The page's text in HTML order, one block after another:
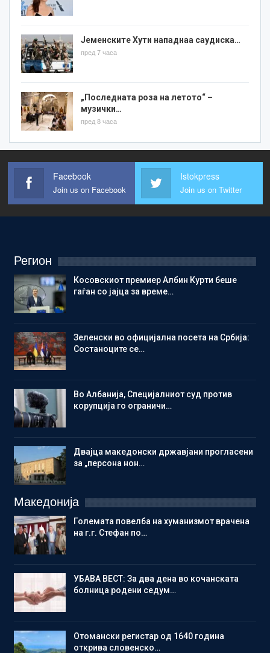
Јеменските Хути нападнаа саудиска…
пред 7 часа
„Последната роза на летото“ –
музички…
пред 8 часа
Facebook
Join us on Facebook
Istokpress
Join us on Twitter
Регион
Косовскиот премиер Албин Курти беше
гаѓан со јајца за време…
Зеленски во официјална посета на Србија:
Состаноците се…
Во Албанија, Специјалниот суд против
корупција го ограничи…
Двајца македонски државјани прогласени
за „персона нон…
Македонија
Големата повелба на хуманизмот врачена
на г.г. Стефан по…
УБАВА ВЕСТ: За два дена во кочанската
болница родени седум…
Отомански регистар од 1640 година
открива словенско…